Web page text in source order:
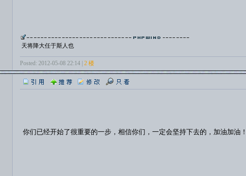
天将降大任于斯人也
Posted: 2012-05-08 22:14 |2 楼
你们已经开始了很重要的一步，相信你们，一定会坚持下去的，加油加油！